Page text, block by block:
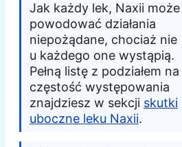
Jak każdy lek, Naxii może
powodować działania
niepożądane, chociaż nie
u każdego one wystąpią.
Pełną listę z podziałem na
częstość występowania
znajdziesz w sekcji skutki
uboczne leku Naxii.